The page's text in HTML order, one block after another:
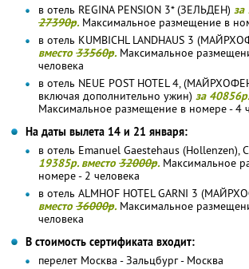
в отель REGINA PENSION 3* (ЗЕЛЬДЕН) за
27390р. Максимальное размещение в
в отель KUMBICHL LANDHAUS 3
вместо 33560р. Максимальное
человека
в отель NEUE POST HOTEL 4,
включая дополнительно ужин) за
Максимальное размещение в номере - 4
На даты вылета 14 и 21 января:
в отель Emanuel Gaestehaus
19385р. вместо 32000р. Максимальное
номере - 2 человека
в отель ALMHOF HOTEL GARNI 3
вместо 36000р. Максимальное
человека
В стоимость сертификата входит:
перелет Москва - Зальцбург - Москва